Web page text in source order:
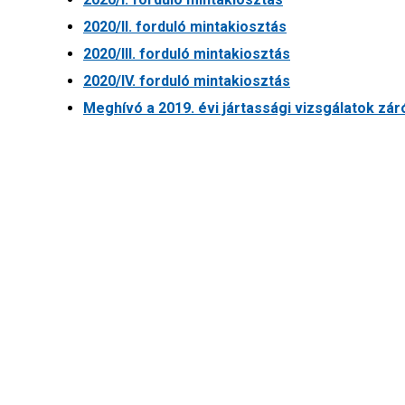
2020/II. forduló mintakiosztás
2020/III. forduló mintakiosztás
2020/IV. forduló mintakiosztás
Meghívó a 2019. évi jártassági vizsgálatok